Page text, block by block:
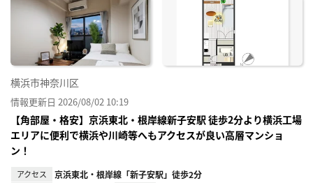
横浜市神奈川区
情報更新日 2026/08/02 10:19
【角部屋・格安】京浜東北・根岸線新子安駅 徒歩2分より横浜工場
エリアに便利で横浜や川崎等へもアクセスが良い高層マンショ
ン！
アクセス 京浜東北・根岸線「新子安駅」徒歩2分